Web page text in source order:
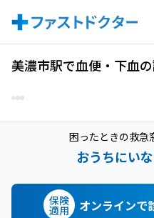
美濃市駅で血便・下血
困ったときの救急
おうちにい
保険
適用 オンラインで